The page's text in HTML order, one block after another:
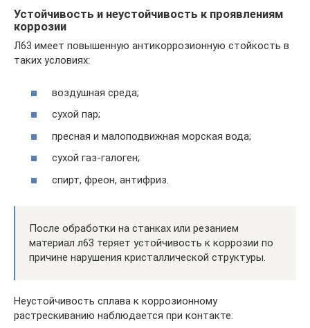
Устойчивость и неустойчивость к проявлениям
коррозии
Л63 имеет повышенную антикоррозионную стойкость в
таких условиях:
воздушная среда;
сухой пар;
пресная и малоподвижная морская вода;
сухой газ-галоген;
спирт, фреон, антифриз.
После обработки на станках или резанием
материал л63 теряет устойчивость к коррозии по
причине нарушения кристаллической структуры.
Неустойчивость сплава к коррозионному
растрескиванию наблюдается при контакте: